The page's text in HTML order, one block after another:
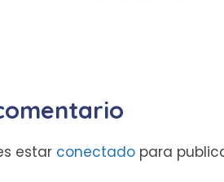
estar conectado para